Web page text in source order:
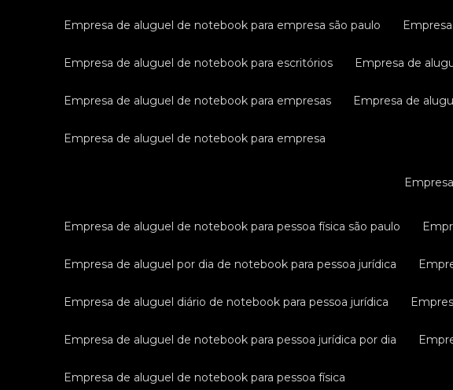
empresa de aluguel de notebook para empresa são paulo
empresa de aluguel de notebook para escritórios empresa de
empresa de aluguel de notebook para empresas empresa de
empresa de aluguel de notebook para empresa
empresa de aluguel de notebook para pessoa física são paulo
empresa de aluguel por dia de notebook para pessoa jurídica
empresa de aluguel diário de notebook para pessoa jurídica
empresa de aluguel de notebook para pessoa jurídica por dia
empresa de aluguel de notebook para pessoa física